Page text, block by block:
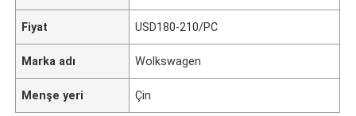
Fiyat USD180-210/PC
Marka adı Wolkswagen
Menşe yeri Çin